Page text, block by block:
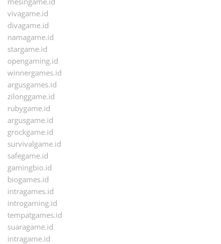
vivagame.id
divagame.id
namagame.id
stargame.id
opengaming.id
winnergames.id
argusgames.id
zilonggame.id
rubygame.id
argusgame.id
grockgame.id
survivalgame.id
safegame.id
gamingbio.id
biogames.id
intragames.id
introgaming.id
tempatgames.id
suaragame.id
intragame.id